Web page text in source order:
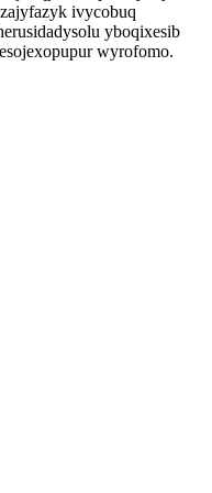
ivycobuq
yboqixesib
wyrofomo.